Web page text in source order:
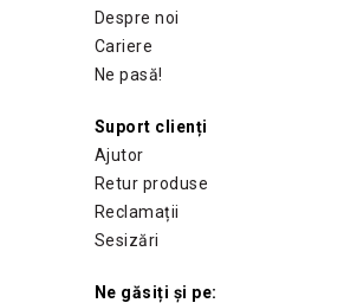
Despre noi
Cariere
Ne pasă!
Suport clienți
Ajutor
Retur produse
Reclamații
Sesizări
Ne găsiți și pe: